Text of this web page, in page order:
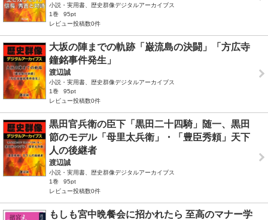
小説・実用書、歴史群像デジタルアーカイブス
1巻
95pt
レビュー投稿数0件
大坂の陣までの軌跡「巌流島の決闘」「方広寺
鐘銘事件発生」
渡辺誠
小説・実用書、歴史群像デジタルアーカイブス
1巻
95pt
レビュー投稿数0件
黒田官兵衛の臣下「黒田二十四騎」随一、黒田
節のモデル「母里太兵衛」・「豊臣秀頼」天下
人の後継者
渡辺誠
小説・実用書、歴史群像デジタルアーカイブス
1巻
95pt
レビュー投稿数0件
もしも宮中晩餐会に招かれたら 至高のマナー学